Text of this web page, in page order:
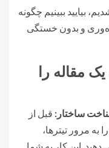
بیایید ببینیم چگونه
و بدون خستگی
مقاله را
قبل از
به مرور تیترها،